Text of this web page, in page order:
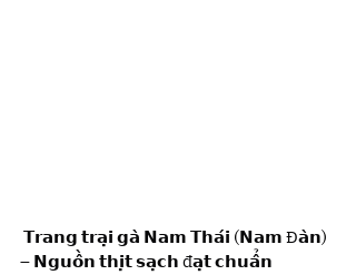
𝗧𝗿𝗮𝗻𝗴 𝘁𝗿𝗮̣𝗶 𝗴𝗮̀ 𝗡𝗮𝗺 𝗧𝗵𝗮́𝗶 (𝗡𝗮𝗺 Đ𝗮̀𝗻)
– 𝗡𝗴𝘂𝗼̂̀𝗻 𝘁𝗵𝗶̣𝘁 𝘀𝗮̣𝗰𝗵 đ𝗮̣𝘁 𝗰𝗵𝘂𝗮̂̉𝗻